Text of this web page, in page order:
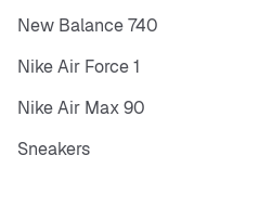
New Balance 740
Nike Air Force 1
Nike Air Max 90
Sneakers